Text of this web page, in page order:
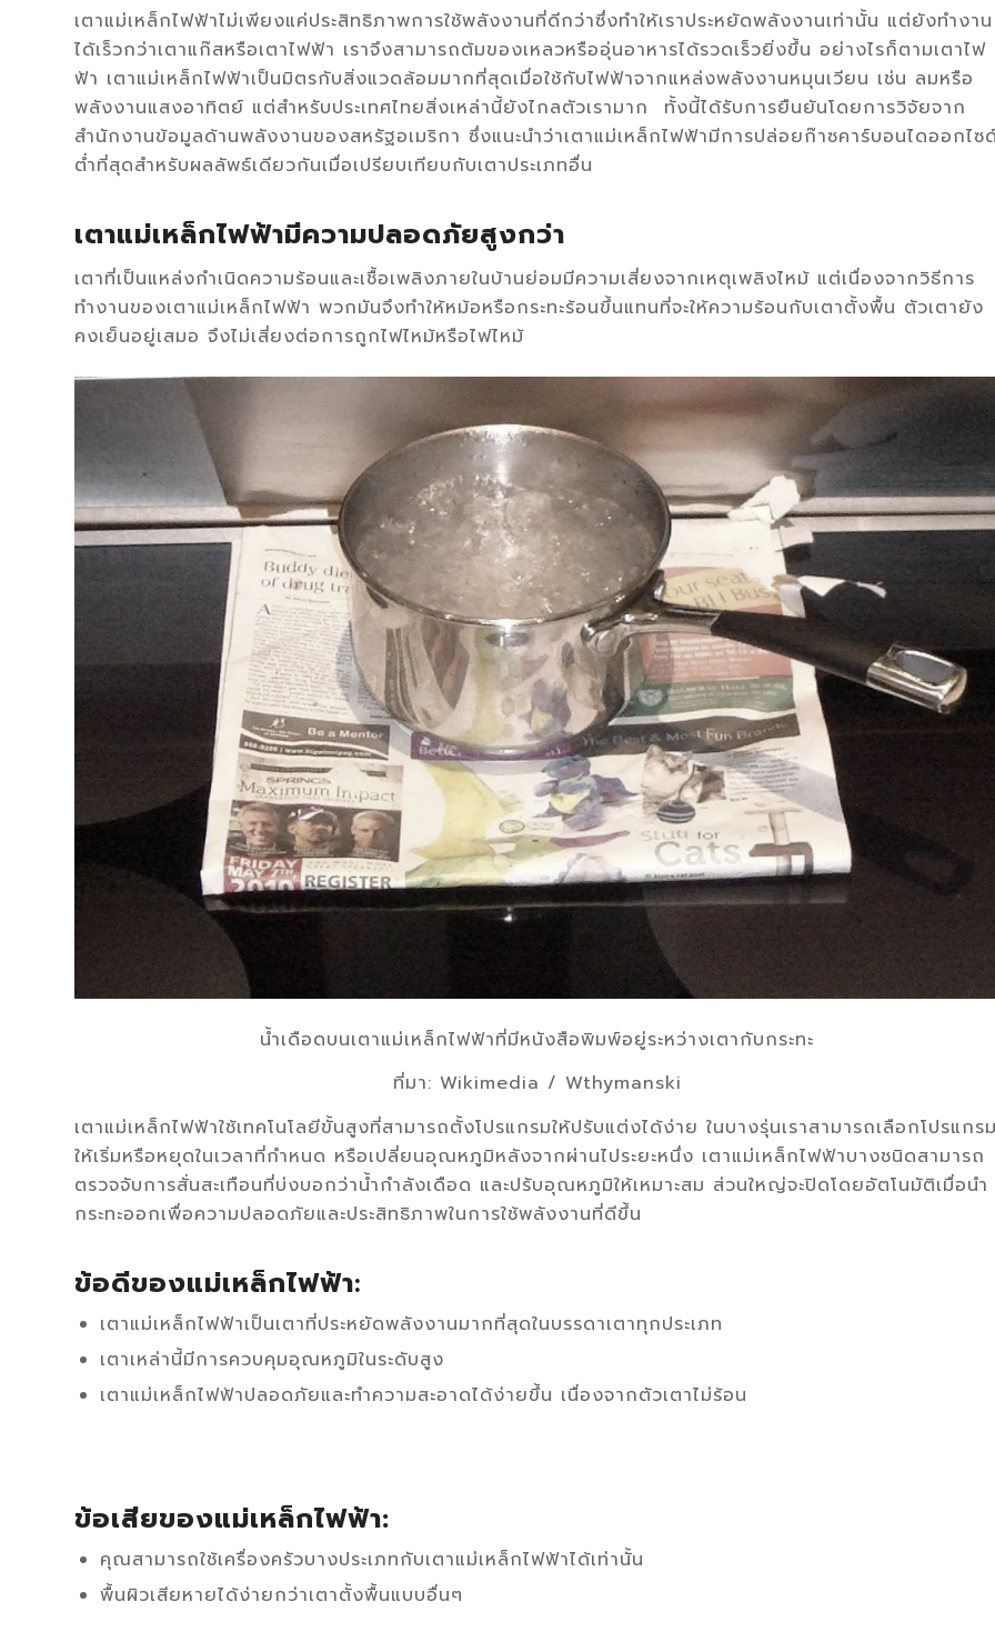
เตาแม่เหล็กไฟฟ้าไม่เพียงแค่ประสิทธิภาพการใช้พลังงานที่ดีกว่าซึ่งทำให้เราประหยัดพลังงานเท่านั้น แต่ยังทำงาน
ได้เร็วกว่าเตาแก๊สหรือเตาไฟฟ้า เราจึงสามารถต้มของเหลวหรืออุ่นอาหารได้รวดเร็วยิ่งขึ้น อย่างไรก็ตามเตาไฟ
ฟ้า เตาแม่เหล็กไฟฟ้าเป็นมิตรกับสิ่งแวดล้อมมากที่สุดเมื่อใช้กับไฟฟ้าจากแหล่งพลังงานหมุนเวียน เช่น ลมหรือ
พลังงานแสงอาทิตย์ แต่สำหรับประเทศไทยสิ่งเหล่านี้ยังไกลตัวเรามาก ทั้งนี้ได้รับการยืนยันโดยการวิจัยจาก
สำนักงานข้อมูลด้านพลังงานของสหรัฐอเมริกา ซึ่งแนะนำว่าเตาแม่เหล็กไฟฟ้ามีการปล่อยก๊าซคาร์บอนไดออกไซ
ต่ำที่สุดสำหรับผลลัพธ์เดียวกันเมื่อเปรียบเทียบกับเตาประเภทอื่น
เตาแม่เหล็กไฟฟ้ามีความปลอดภัยสูงกว่า
เตาที่เป็นแหล่งกำเนิดความร้อนและเชื้อเพลิงภายในบ้านย่อมมีความเสี่ยงจากเหตุเพลิงไหม้ แต่เนื่องจากวิธีการ
ทำงานของเตาแม่เหล็กไฟฟ้า พวกมันจึงทำให้หม้อหรือกระทะร้อนขึ้นแทนที่จะให้ความร้อนกับเตาตั้งพื้น ตัวเตายัง
คงเย็นอยู่เสมอ จึงไม่เสี่ยงต่อการถูกไฟไหม้หรือไฟไหม้
น้ำเดือดบนเตาแม่เหล็กไฟฟ้าที่มีหนังสือพิมพ์อยู่ระหว่างเตากับกระทะ
ที่มา: Wikimedia / Wthymanski
เตาแม่เหล็กไฟฟ้าใช้เทคโนโลยีขั้นสูงที่สามารถตั้งโปรแกรมให้ปรับแต่งได้ง่าย ในบางรุ่นเราสามารถเลือกโปรแกร
ให้เริ่มหรือหยุดในเวลาที่กำหนด หรือเปลี่ยนอุณหภูมิหลังจากผ่านไประยะหนึ่ง เตาแม่เหล็กไฟฟ้าบางชนิดสามารถ
ตรวจจับการสั่นสะเทือนที่บ่งบอกว่าน้ำกำลังเดือด และปรับอุณหภูมิให้เหมาะสม ส่วนใหญ่จะปิดโดยอัตโนมัติเมื่อนำ
กระทะออกเพื่อความปลอดภัยและประสิทธิภาพในการใช้พลังงานที่ดีขึ้น
ข้อดีของแม่เหล็กไฟฟ้า:
เตาแม่เหล็กไฟฟ้าเป็นเตาที่ประหยัดพลังงานมากที่สุดในบรรดาเตาทุกประเภท
เตาเหล่านี้มีการควบคุมอุณหภูมิในระดับสูง
เตาแม่เหล็กไฟฟ้าปลอดภัยและทำความสะอาดได้ง่ายขึ้น เนื่องจากตัวเตาไม่ร้อน
ข้อเสียของแม่เหล็กไฟฟ้า:
คุณสามารถใช้เครื่องครัวบางประเภทกับเตาแม่เหล็กไฟฟ้าได้เท่านั้น
พื้นผิวเสียหายได้ง่ายกว่าเตาตั้งพื้นแบบอื่นๆ